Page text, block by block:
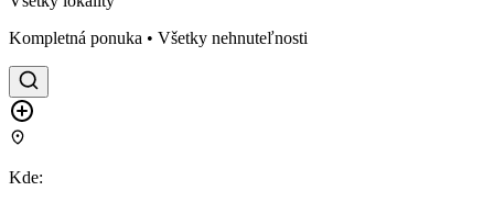
Kompletná ponuka • Všetky nehnuteľnosti
Kde: